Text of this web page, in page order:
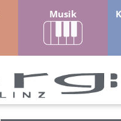
Musik